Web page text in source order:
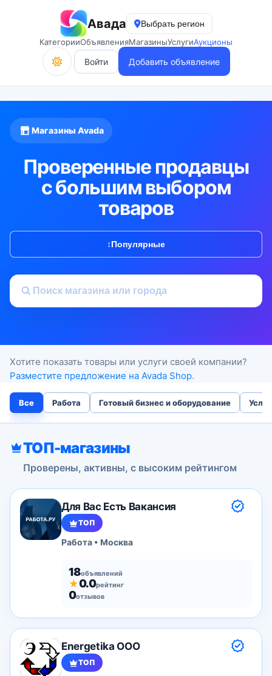
Авада
Выбрать регион
КатегорииОбъявленияМагазиныУслугиАукционы
Войти Добавить объявление
Магазины Avada
Проверенные продавцы
с большим выбором
товаров
↕Популярные
Хотите показать товары или услуги своей компании?
Разместите предложение на Avada Shop.
Все Работа Готовый бизнес и оборудование
ТОП-магазины
Проверены, активны, с высоким рейтингом
Для Вас Есть Вакансия
ТОП
Работа • Москва
18объявлений
★0.0рейтинг
0отзывов
Energetika OOO
ТОП